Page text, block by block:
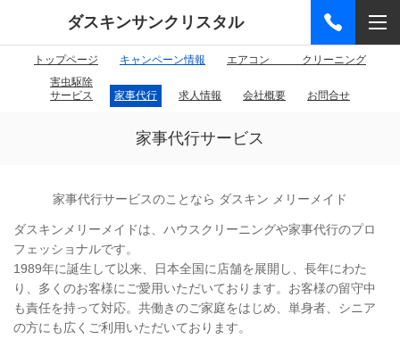
ダスキンサンクリスタル
トップページ キャンペーン情報
エアコン クリーニング
害虫駆除
サービス
家事代行 求人情報 会社概要 お問合せ
家事代行サービス
家事代行サービスのことなら ダスキン メリーメイド
ダスキンメリーメイドは、ハウスクリーニングや家事代行のプロ
フェッショナルです。
1989年に誕生して以来、日本全国に店舗を展開し、長年にわた
り、多くのお客様にご愛用いただいております。お客様の留守中
も責任を持って対応。共働きのご家庭をはじめ、単身者、シニア
の方にも広くご利用いただいております。